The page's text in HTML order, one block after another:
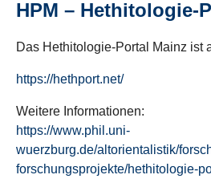
HPM – Hethitologie-
Das Hethitologie-Portal Mainz ist
https://hethport.net/
Weitere Informationen:
https://www.phil.uni-
wuerzburg.de/altorientalistik/
forschungsprojekte/hethitologie-